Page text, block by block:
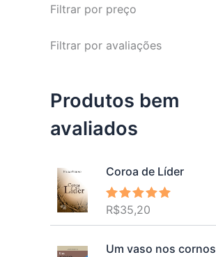
Filtrar por preço
Filtrar por avaliações
Produtos bem
avaliados
Coroa de Líder
Avaliação
R$35,20
Um vaso nos cornos